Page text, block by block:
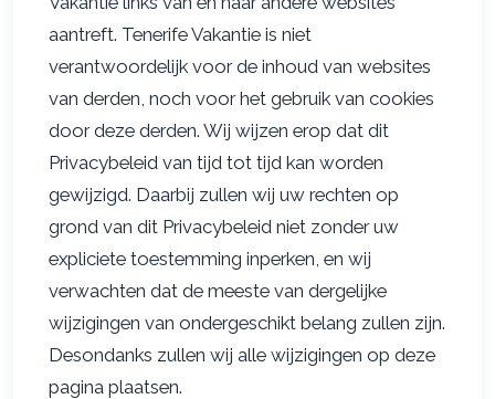
aantreft. Tenerife Vakantie is niet
verantwoordelijk voor de inhoud van websites
van derden, noch voor het gebruik van cookies
door deze derden. Wij wijzen erop dat dit
Privacybeleid van tijd tot tijd kan worden
gewijzigd. Daarbij zullen wij uw rechten op
grond van dit Privacybeleid niet zonder uw
expliciete toestemming inperken, en wij
verwachten dat de meeste van dergelijke
wijzigingen van ondergeschikt belang zullen zijn.
Desondanks zullen wij alle wijzigingen op deze
pagina plaatsen.